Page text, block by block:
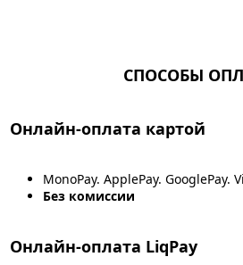
СПОСОБЫ
Онлайн-оплата картой
MonoPay. ApplePay. GooglePay.
Без комиссии
Онлайн-оплата LiqPay